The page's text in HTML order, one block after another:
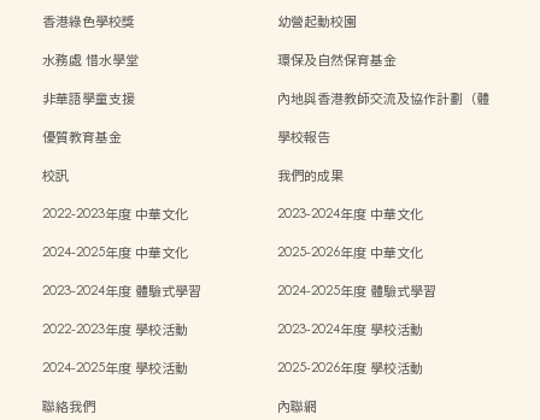
香港綠色學校獎
幼營起動校園
水務處 惜水學堂
環保及自然保育基金
非華語學童支援
內地與香港教師交流及協作計劃（體
優質教育基金
學校報告
校訊
我們的成果
2022-2023年度 中華文化
2023-2024年度 中華文化
2024-2025年度 中華文化
2025-2026年度 中華文化
2023-2024年度 體驗式學習
2024-2025年度 體驗式學習
2022-2023年度 學校活動
2023-2024年度 學校活動
2024-2025年度 學校活動
2025-2026年度 學校活動
聯絡我們
內聯網